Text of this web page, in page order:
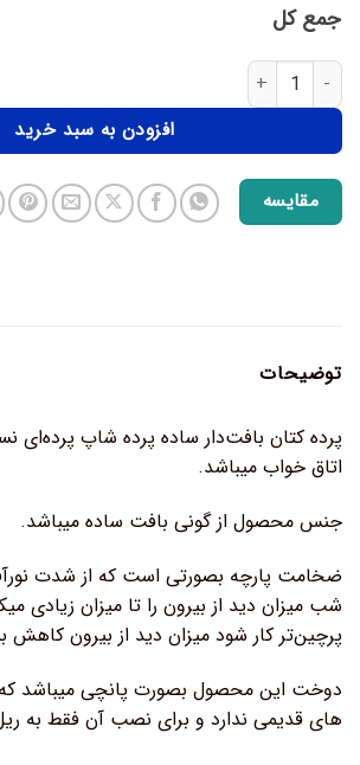
جمع کل
افزودن به سبد خرید
مقایسه
توضیحات
پرده کتان بافت‌دار ساده پرده شاپ پرده‌ای
اتاق خواب میباشد.
جنس محصول از گونی بافت ساده میباشد.
ضخامت پارچه بصورتی است که از شدت
شب میزان دید از بیرون را تا میزان زیادی
پرچین‌تر کار شود میزان دید از بیرون کاهش
دوخت این محصول بصورت پانچی میباشد که
های قدیمی ندارد و برای نصب آن فقط به